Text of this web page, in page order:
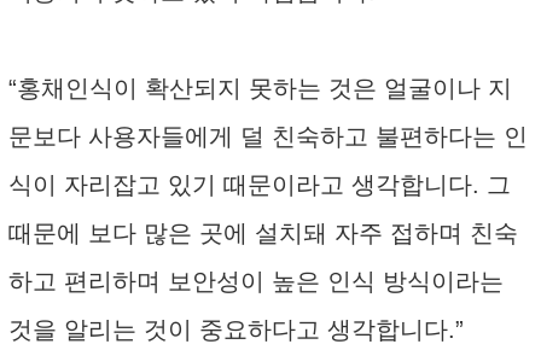
“홍채인식이 확산되지 못하는 것은 얼굴이나 지
문보다 사용자들에게 덜 친숙하고 불편하다는 인
식이 자리잡고 있기 때문이라고 생각합니다. 그
때문에 보다 많은 곳에 설치돼 자주 접하며 친숙
하고 편리하며 보안성이 높은 인식 방식이라는
것을 알리는 것이 중요하다고 생각합니다.”